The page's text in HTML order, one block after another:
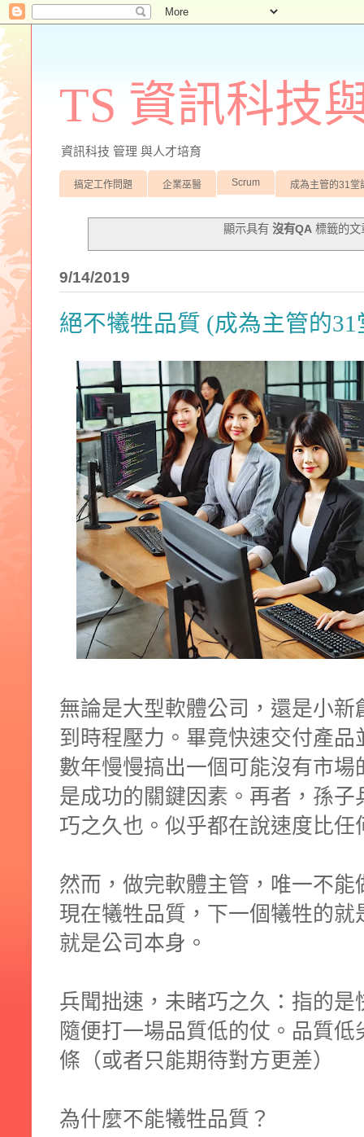
TS 資訊科技
資訊科技 管理 與人才培育
搞定工作問題 企業巫醫 Scrum 成為主管的31堂
顯示具有 沒有QA標籤的文
9/14/2019
絕不犧牲品質 (成為主管的31
無論是大型軟體公司，還是小
到時程壓力。畢竟快速交付產
數年慢慢搞出一個可能沒有市
是成功的關鍵因素。再者，孫
巧之久也。似乎都在說速度比任
然而，做完軟體主管，唯一不
現在犧牲品質，下一個犧牲的
就是公司本身。
兵聞拙速，未睹巧之久：指的
隨便打一場品質低的仗。品質
條（或者只能期待對方更差）
為什麼不能犧牲品質？